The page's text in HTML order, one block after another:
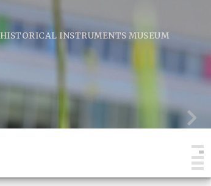
HISTORICAL INSTRUMENTS MUSEUM